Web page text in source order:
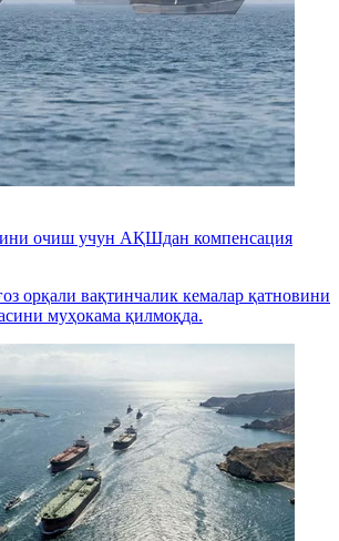
очиш учун АҚШдан компенсация
орқали вақтинчалик кемалар қатновини
муҳокама қилмоқда.